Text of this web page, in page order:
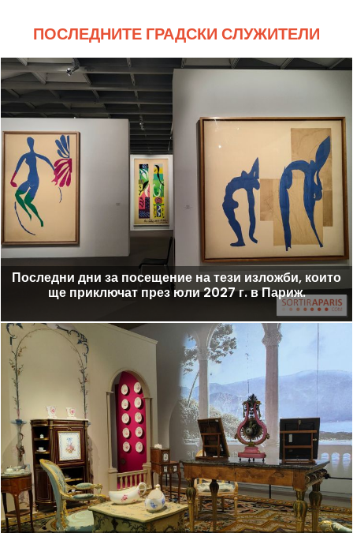
ПОСЛЕДНИТЕ ГРАДСКИ СЛУЖИТЕЛИ
Последни дни за посещение на тези изложби, които
ще приключат през юли 2027 г. в Париж.